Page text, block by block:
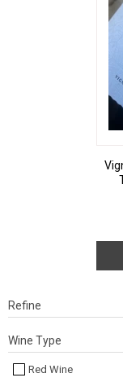
Refine
Wine Type
Red Wine